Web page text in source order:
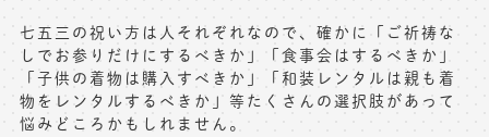
七五三の祝い方は人それぞれなので、確かに「ご祈祷な
しでお参りだけにするべきか」「食事会はするべきか」
「子供の着物は購入すべきか」「和装レンタルは親も着
物をレンタルするべきか」等たくさんの選択肢があって
悩みどころかもしれません。